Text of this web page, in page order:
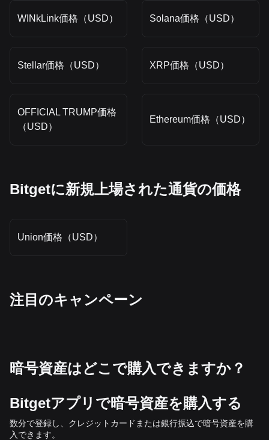
WINkLink価格（USD） Solana価格（USD）
Stellar価格（USD） XRP価格（USD）
OFFICIAL TRUMP価格
（USD）
Ethereum価格（USD）
Bitgetに新規上場された通貨の価格
Union価格（USD）
‌注目のキャンペーン
暗号資産はどこで購入できますか？
Bitgetアプリで暗号資産を購入する
数分で登録し、クレジットカードまたは銀行振込で暗号資産を購
入できます。